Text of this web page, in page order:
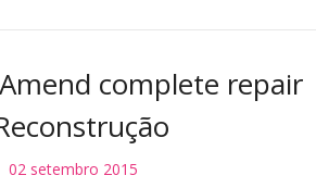
complete repair
02 setembro 2015